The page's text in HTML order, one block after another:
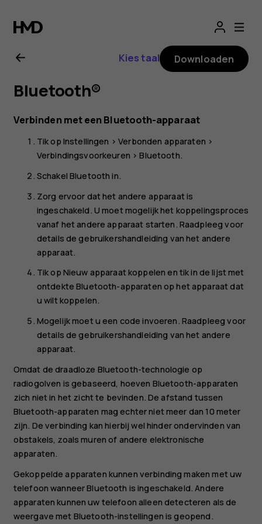
voor
Nokia
G22
Kies taal Downloaden
Bluetooth®
Verbinden met een Bluetooth-apparaat
Tik op Instellingen >Verbonden apparaten >
Verbindingsvoorkeuren >Bluetooth.
SchakelBluetooth in.
Zorg ervoor dat het andere apparaat is
ingeschakeld. U moet mogelijk het koppelingsproces
vanaf het andere apparaat starten. Raadpleeg voor
details de gebruikershandleiding van het andere
apparaat.
Tik op Nieuw apparaat koppelen en tik in de lijst met
ontdekte Bluetooth-apparaten op het apparaat dat
u wilt koppelen.
Mogelijk moet u een code invoeren. Raadpleeg voor
details de gebruikershandleiding van het andere
apparaat.
Omdat de draadloze Bluetooth-technologie op
radiogolven is gebaseerd, hoeven Bluetooth-apparaten
zich niet in het zicht te bevinden. De afstand tussen
Bluetooth-apparaten mag echter niet meer dan 10 meter
zijn. De verbinding kan hierbij wel hinder ondervinden van
obstakels, zoals muren of andere elektronische
apparaten.
Gekoppelde apparaten kunnen verbinding maken met uw
telefoon wanneer Bluetooth is ingeschakeld. Andere
apparaten kunnen uw telefoon alleen detecteren als de
weergave met Bluetooth-instellingen is geopend.